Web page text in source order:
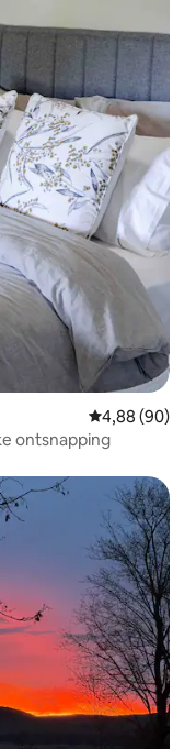
Gemiddelde
4,88 (90)
ontsnapping